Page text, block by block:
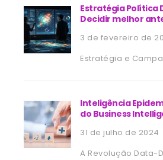
Estratégia Política
Decidir melhor
3 de fevereiro de
Estratégia e
Inteligência
do Business
31 de julho de 2024
A Revolução Data-